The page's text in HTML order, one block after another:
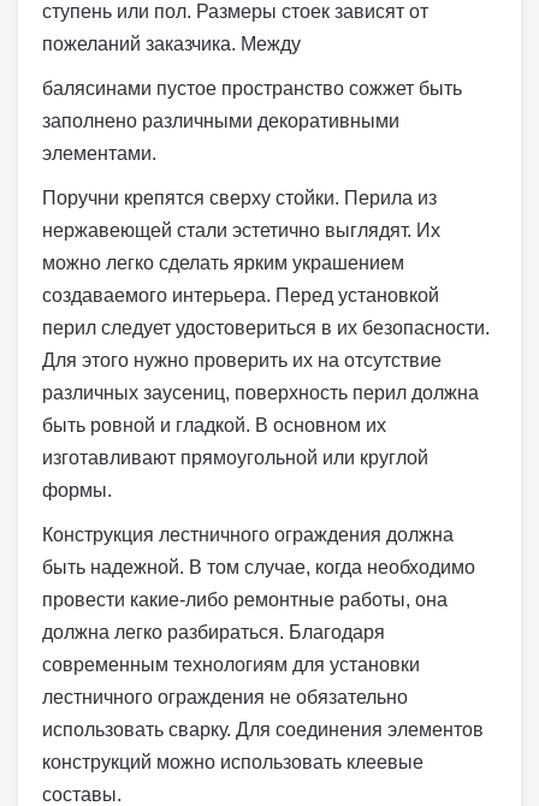
ступень или пол. Размеры стоек зависят от
пожеланий заказчика. Между
балясинами пустое пространство сожжет быть
заполнено различными декоративными
элементами.
Поручни крепятся сверху стойки. Перила из
нержавеющей стали эстетично выглядят. Их
можно легко сделать ярким украшением
создаваемого интерьера. Перед установкой
перил следует удостовериться в их безопасности.
Для этого нужно проверить их на отсутствие
различных заусениц, поверхность перил должна
быть ровной и гладкой. В основном их
изготавливают прямоугольной или круглой
формы.
Конструкция лестничного ограждения должна
быть надежной. В том случае, когда необходимо
провести какие-либо ремонтные работы, она
должна легко разбираться. Благодаря
современным технологиям для установки
лестничного ограждения не обязательно
использовать сварку. Для соединения элементов
конструкций можно использовать клеевые
составы.